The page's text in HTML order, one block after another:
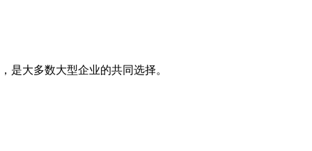
是大多数大型企业的共同选择。